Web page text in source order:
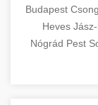
Budapest
Heves
Nógrád Pest